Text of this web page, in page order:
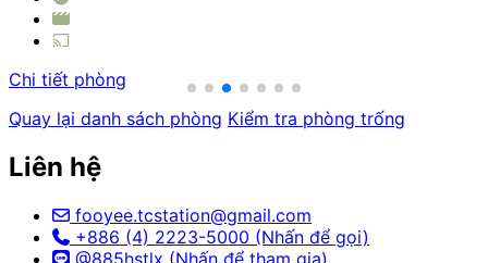
Chi tiết phòng
Quay lại danh sách phòng Kiểm tra phòng trống
Liên hệ
fooyee.tcstation@gmail.com
+886 (4) 2223-5000 (Nhấn để gọi)
@885hstlx (Nhấn để tham gia)